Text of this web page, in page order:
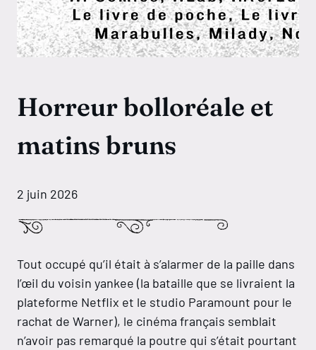
Horreur bolloréale et
matins bruns
2 juin 2026
Tout occupé qu’il était à s’alarmer de la paille dans
l’œil du voisin yankee (la bataille que se livraient la
plateforme Netflix et le studio Paramount pour le
rachat de Warner), le cinéma français semblait
n’avoir pas remarqué la poutre qui s’était pourtant